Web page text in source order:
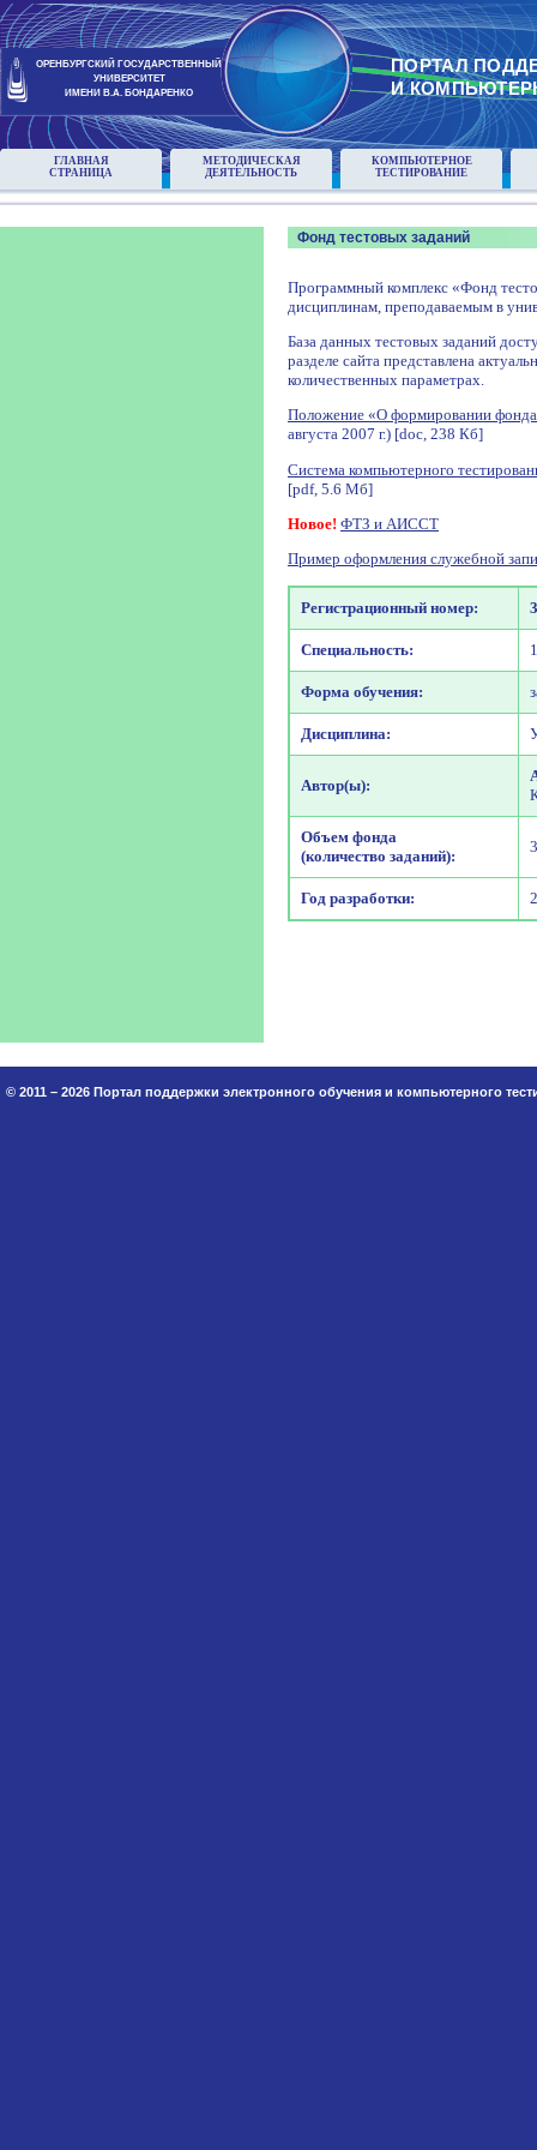
ОРЕНБУРГСКИЙ ГОСУДАРСТВЕННЫЙ
УНИВЕРСИТЕТ
ИМЕНИ В.А. БОНДАРЕНКО
ПОРТАЛ
И
ГЛАВНАЯ
СТРАНИЦА
МЕТОДИЧЕСКАЯ
ДЕЯТЕЛЬНОСТЬ
КОМПЬЮТЕРНОЕ
ТЕСТИРОВАНИЕ
Фонд тестовых заданий
Программный комплекс «Фонд
дисциплинам, преподаваемым в
База данных тестовых заданий
разделе сайта представлена
количественных параметрах.
Положение «О формировании фонда
августа 2007 г.) [doc, 238 Кб]
Система компьютерного
[pdf, 5.6 Мб]
Новое! ФТЗ и АИССТ
Пример оформления служебной
Регистрационный номер:
Специальность:
Форма обучения:
Дисциплина:
Автор(ы):
Объем фонда
(количество заданий):
Год разработки:
© 2011 – 2026 Портал поддержки электронного обучения и компьютерного